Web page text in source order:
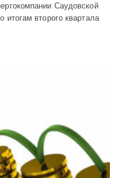
Саудовской
второго квартала